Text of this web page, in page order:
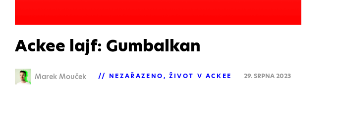
Ackee lajf: Gumbalkan
Marek Mouček NEZAŘAZENO ŽIVOT V ACKEE 29. SRPNA 2023